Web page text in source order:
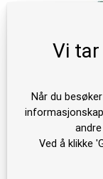
Vi
Når du
Ved å klikke